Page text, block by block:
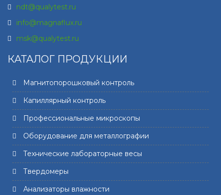
ndt@qualytest.ru
info@magnaflux.ru
msk@qualytest.ru
КАТАЛОГ ПРОДУКЦИИ
Магнитопорошковый контроль
Капиллярный контроль
Профессиональные микроскопы
Оборудование для металлографии
Технические лабораторные весы
Твердомеры
Анализаторы влажности